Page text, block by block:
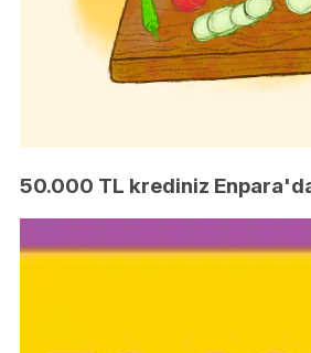
50.000 TL krediniz